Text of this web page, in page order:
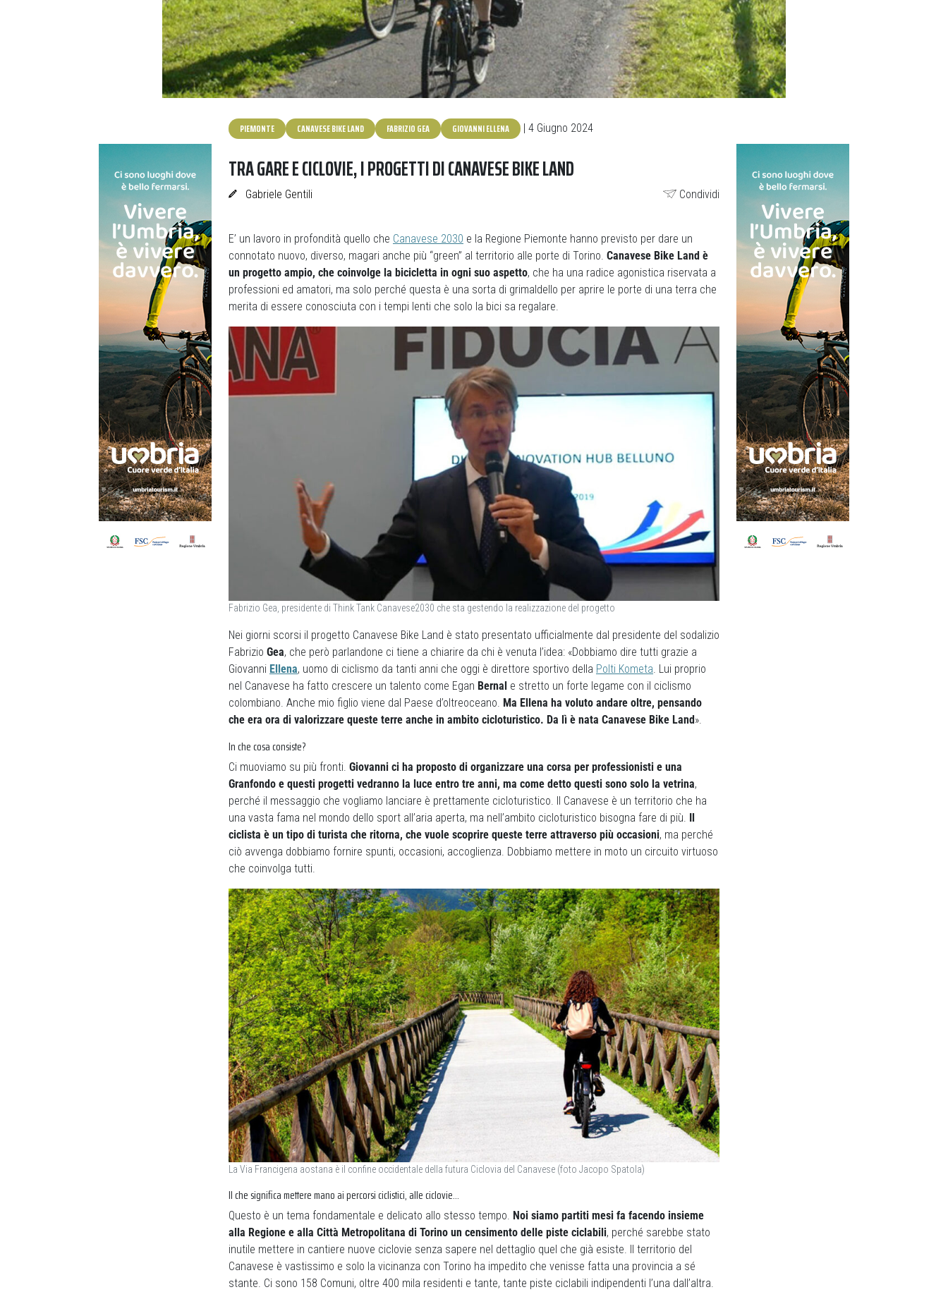
PIEMONTE CANAVESE BIKE LAND FABRIZIO GEA GIOVANNI ELLENA | 4 Giugno 2024
TRA GARE E CICLOVIE, I PROGETTI DI CANAVESE BIKE LAND
Gabriele Gentili Condividi
E’ un lavoro in profondità quello che Canavese 2030 e la Regione Piemonte hanno previsto per dare un
connotato nuovo, diverso, magari anche più “green” al territorio alle porte di Torino. Canavese Bike Land è
un progetto ampio, che coinvolge la bicicletta in ogni suo aspetto, che ha una radice agonistica riservata a
professioni ed amatori, ma solo perché questa è una sorta di grimaldello per aprire le porte di una terra che
merita di essere conosciuta con i tempi lenti che solo la bici sa regalare.
Fabrizio Gea, presidente di Think Tank Canavese2030 che sta gestendo la realizzazione del progetto
Nei giorni scorsi il progetto Canavese Bike Land è stato presentato ufficialmente dal presidente del sodalizio
Fabrizio Gea, che però parlandone ci tiene a chiarire da chi è venuta l’idea: «Dobbiamo dire tutti grazie a
Giovanni Ellena, uomo di ciclismo da tanti anni che oggi è direttore sportivo della Polti Kometa . Lui proprio
nel Canavese ha fatto crescere un talento come Egan Bernal e stretto un forte legame con il ciclismo
colombiano. Anche mio figlio viene dal Paese d’oltreoceano. Ma Ellena ha voluto andare oltre, pensando
che era ora di valorizzare queste terre anche in ambito cicloturistico. Da lì è nata Canavese Bike Land».
In che cosa consiste?
Ci muoviamo su più fronti. Giovanni ci ha proposto di organizzare una corsa per professionisti e una
Granfondo e questi progetti vedranno la luce entro tre anni, ma come detto questi sono solo la vetrina,
perché il messaggio che vogliamo lanciare è prettamente cicloturistico. Il Canavese è un territorio che ha
una vasta fama nel mondo dello sport all’aria aperta, ma nell’ambito cicloturistico bisogna fare di più. Il
ciclista è un tipo di turista che ritorna, che vuole scoprire queste terre attraverso più occasioni, ma perché
ciò avvenga dobbiamo fornire spunti, occasioni, accoglienza. Dobbiamo mettere in moto un circuito virtuoso
che coinvolga tutti.
La Via Francigena aostana è il confine occidentale della futura Ciclovia del Canavese (foto Jacopo Spatola)
Il che significa mettere mano ai percorsi ciclistici, alle ciclovie…
Questo è un tema fondamentale e delicato allo stesso tempo. Noi siamo partiti mesi fa facendo insieme
alla Regione e alla Città Metropolitana di Torino un censimento delle piste ciclabili, perché sarebbe stato
inutile mettere in cantiere nuove ciclovie senza sapere nel dettaglio quel che già esiste. Il territorio del
Canavese è vastissimo e solo la vicinanza con Torino ha impedito che venisse fatta una provincia a sé
stante. Ci sono 158 Comuni, oltre 400 mila residenti e tante, tante piste ciclabili indipendenti l’una dall’altra.